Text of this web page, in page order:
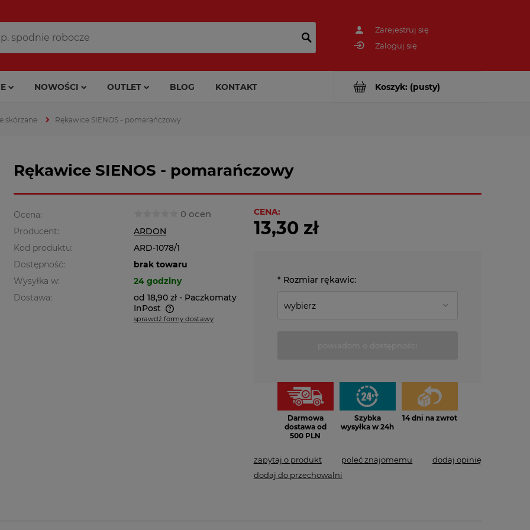
Zarejestruj się
Zaloguj się
Koszyk: (pusty)
NOWOŚCI OUTLET BLOG KONTAKT
skórzane Rękawice SIENOS - pomarańczowy
Rękawice SIENOS - pomarańczowy
Ocena: 0 ocen
Producent:
ARDON
Kod produktu:
ARD-1078/1
Dostępność:
brak towaru
Wysyłka w:
24 godziny
Dostawa:
od 18,90 zł - Paczkomaty
InPost
sprawdź formy dostawy
CENA:
13,30 zł
* Rozmiar rękawic:
Darmowa
dostawa od
500 PLN
Szybka
wysyłka w 24h
14 dni na zwrot
zapytaj o produkt poleć znajomemu
dodaj opinię
dodaj do przechowalni